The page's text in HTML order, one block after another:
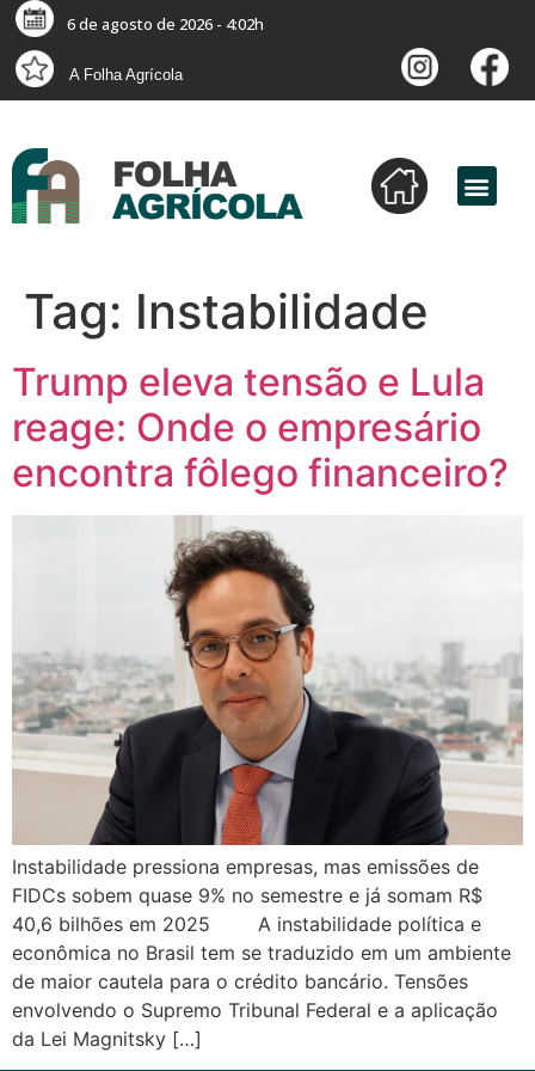
6 de agosto de 2026 - 4:02h
A Folha Agrícola
Tag: Instabilidade
Trump eleva tensão e Lula
reage: Onde o empresário
encontra fôlego financeiro?
Instabilidade pressiona empresas, mas emissões de
FIDCs sobem quase 9% no semestre e já somam R$
40,6 bilhões em 2025 A instabilidade política e
econômica no Brasil tem se traduzido em um ambiente
de maior cautela para o crédito bancário. Tensões
envolvendo o Supremo Tribunal Federal e a aplicação
da Lei Magnitsky […]